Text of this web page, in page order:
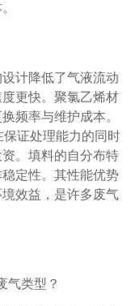
计降低了气液流动
更快。聚氯乙烯材
频率与维护成本。
证处理能力的同时
。填料的自分布特
定性。其性能优势
效益，是许多废气
气类型？